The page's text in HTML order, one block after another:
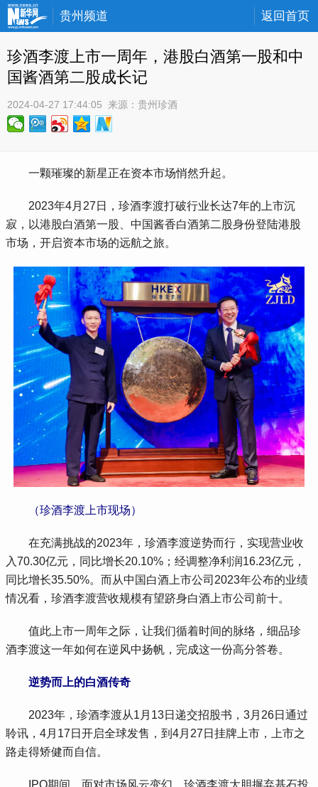
贵州频道 返回首页
珍酒李渡上市一周年，港股白酒第一股和中
国酱酒第二股成长记
2024-04-27 17:44:05 来源： 贵州珍酒
一颗璀璨的新星正在资本市场悄然升起。
2023年4月27日，珍酒李渡打破行业长达7年的上市沉
寂，以港股白酒第一股、中国酱香白酒第二股身份登陆港股
市场，开启资本市场的远航之旅。
（珍酒李渡上市现场）
在充满挑战的2023年，珍酒李渡逆势而行，实现营业收
入70.30亿元，同比增长20.10%；经调整净利润16.23亿元，
同比增长35.50%。而从中国白酒上市公司2023年公布的业绩
情况看，珍酒李渡营收规模有望跻身白酒上市公司前十。
值此上市一周年之际，让我们循着时间的脉络，细品珍
酒李渡这一年如何在逆风中扬帆，完成这一份高分答卷。
逆势而上的白酒传奇
2023年，珍酒李渡从1月13日递交招股书，3月26日通过
聆讯，4月17日开启全球发售，到4月27日挂牌上市，上市之
路走得矫健而自信。
IPO期间，面对市场风云变幻，珍酒李渡大胆摒弃基石投